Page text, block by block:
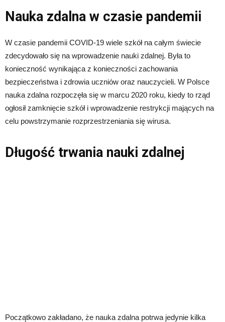
Nauka zdalna w czasie pandemii
W czasie pandemii COVID-19 wiele szkół na całym świecie
zdecydowało się na wprowadzenie nauki zdalnej. Była to
konieczność wynikająca z konieczności zachowania
bezpieczeństwa i zdrowia uczniów oraz nauczycieli. W Polsce
nauka zdalna rozpoczęła się w marcu 2020 roku, kiedy to rząd
ogłosił zamknięcie szkół i wprowadzenie restrykcji mających na
celu powstrzymanie rozprzestrzeniania się wirusa.
Długość trwania nauki zdalnej
Początkowo zakładano, że nauka zdalna potrwa jedynie kilka